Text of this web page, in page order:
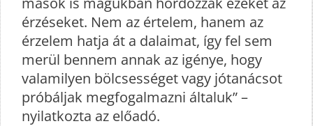
érzéseket. Nem az értelem, hanem az
érzelem hatja át a dalaimat, így fel sem
merül bennem annak az igénye, hogy
valamilyen bölcsességet vagy jótanácsot
próbáljak megfogalmazni általuk” –
nyilatkozta az előadó.